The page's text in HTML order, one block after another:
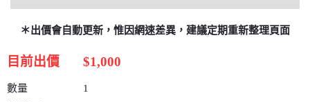
＊出價會自動更新，惟因網速差異，建議定期重新整理頁面
目前出價 $1,000
數量
1